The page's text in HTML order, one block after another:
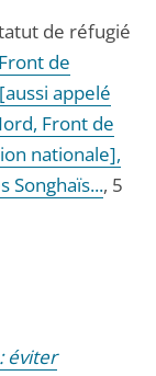
de réfugié
de
appelé
Front de
nationale],
Songhaïs..., 5
éviter